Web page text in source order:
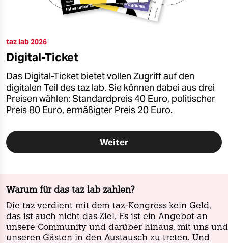
taz lab 2026
Digital-Ticket
Das Digital-Ticket bietet vollen Zugriff auf den
digitalen Teil des taz lab. Sie können dabei aus drei
Preisen wählen: Standardpreis 40 Euro, politischer
Preis 80 Euro, ermäßigter Preis 20 Euro.
Weiter
Warum für das taz lab zahlen?
Die taz verdient mit dem taz-Kongress kein Geld,
das ist auch nicht das Ziel. Es ist ein Angebot an
unsere Community und darüber hinaus, mit uns und
unseren Gästen in den Austausch zu treten. Und